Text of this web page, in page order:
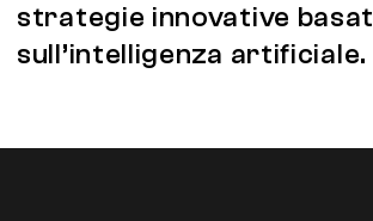
strategie innovative
sull’intelligenza artificiale.